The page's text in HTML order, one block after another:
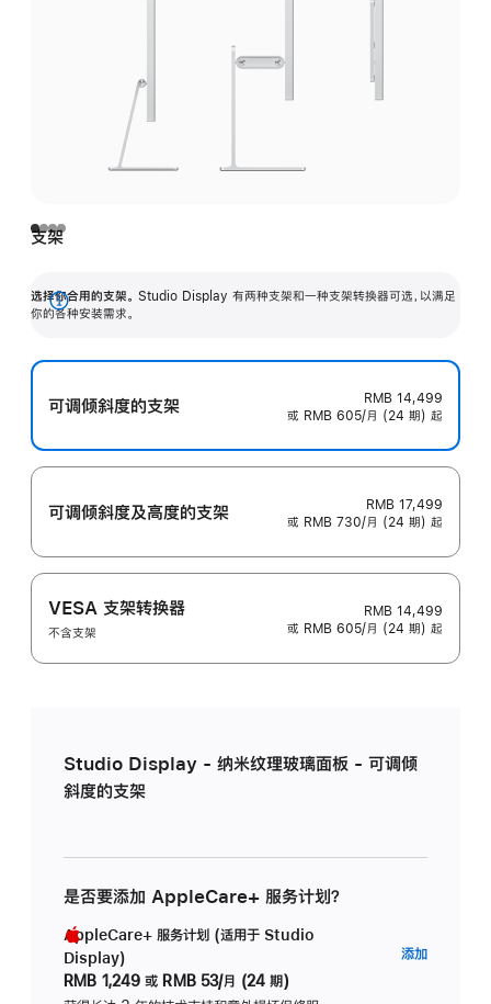
支架
选择你合用的支架。 Studio Display 有两种支架和一种支架转换器可选，以满足
你的各种安装需求。
展
可调倾斜度的支架
RMB 14,499
或 RMB 605/月 (24 期) 起
可调倾斜度及高‍度的支‍架
RMB 17,499
或 RMB 730/月 (24 期) 起
VESA 支架转换器
不含支架
RMB 14,499
或 RMB 605/月 (24 期) 起
Studio Display - 纳米纹理玻璃面板 - 可调倾
斜度的支架
是否要添加 AppleCare+ 服务计划？
AppleCare+ 服务计划 (适用于 Studio
Display)
RMB 1,249 或 RMB 53/月 (24 期)
添加